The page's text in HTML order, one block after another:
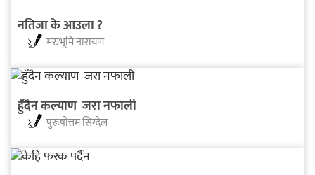
नतिजा के आउला ?
मरुभूमि नारायण
हुँदैन कल्याण जरा नफाली
पुरूषाेत्तम सिग्देल